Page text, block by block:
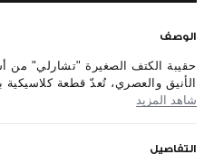
الوصف
حقيبة الكتف الصغيرة "تشارلي" من
الأنيق والعصري، تُعدّ قطعة
شاهد المزيد
التفاصيل